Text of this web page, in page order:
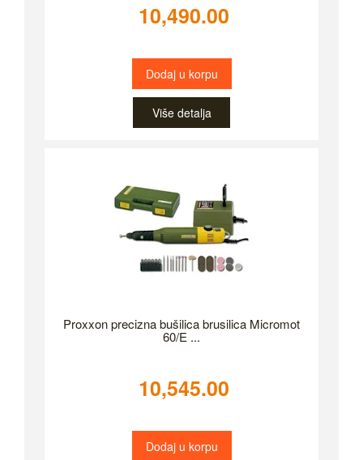
10,490.00
Dodaj u korpu
Više detalja
Proxxon precizna bušilica brusilica Micromot
60/E ...
10,545.00
Dodaj u korpu